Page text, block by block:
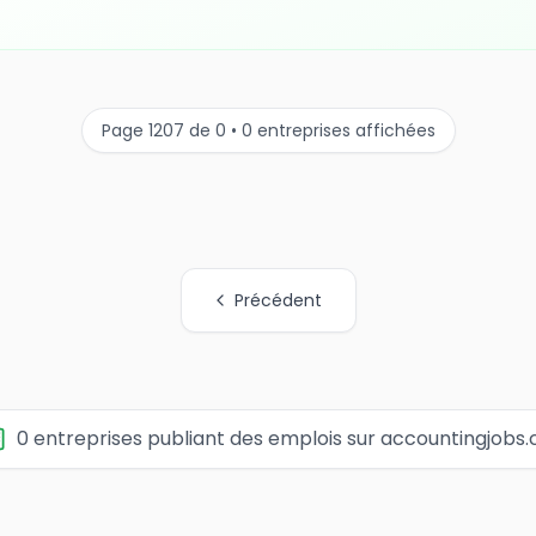
Page 1207 de 0 • 0 entreprises affichées
Précédent
0 entreprises publiant des emplois sur